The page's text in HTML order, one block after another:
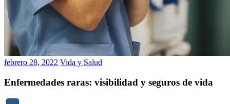
febrero 28, 2022 Vida y Salud
Enfermedades raras: visibilidad y seguros de vida